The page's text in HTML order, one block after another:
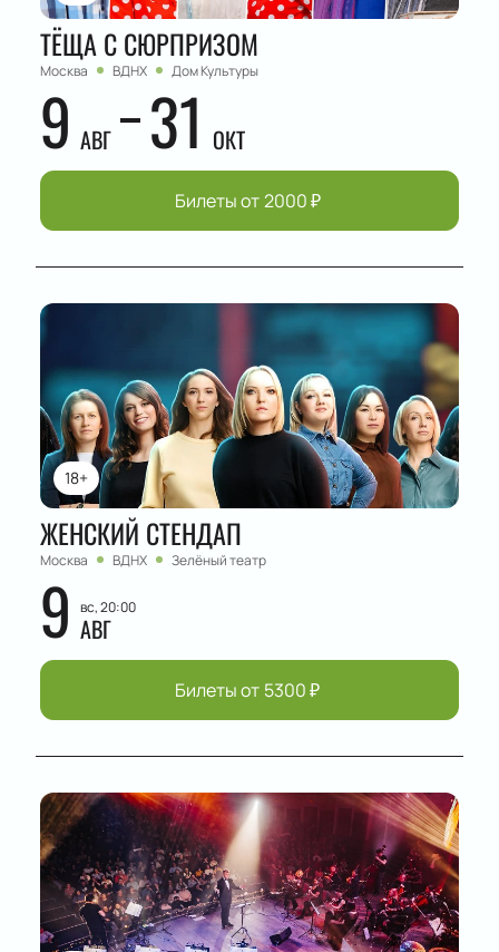
ТЁЩА С СЮРПРИЗОМ
Москва ВДНХ Дом Культуры
9 АВГ 31 ОКТ
Билеты от 2000₽
18+
ЖЕНСКИЙ СТЕНДАП
Москва ВДНХ Зелёный театр
9 вс, 20:00
АВГ
Билеты от 5300₽